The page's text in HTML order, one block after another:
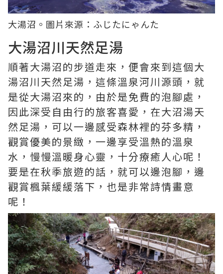
大湯沼。圖片來源： ふじたにゃんた
大湯沼川天然足湯
順著大湯沼的步道走來，便會來到這個大
湯沼川天然足湯，這條溫泉河川源頭，就
是從大湯沼來的，由於是免費的泡腳處，
因此深受自由行的旅客喜愛，在大沼湯天
然足湯，可以一邊感受森林裡的芬多精，
觀賞優美的景緻，一邊享受溫熱的溫泉
水，慢慢溫暖身心靈，十分療癒人心呢！
要是在秋季旅遊的話，就可以邊泡腳，邊
觀賞楓葉緩緩落下，也是非常詩情畫意
呢！